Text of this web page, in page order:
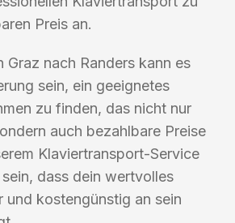
Preis an.
Graz nach Randers kann es
sein, ein geeignetes
zu finden, das nicht nur
auch bezahlbare Preise
Klaviertransport-Service
dass dein wertvolles
und kostengünstig an sein